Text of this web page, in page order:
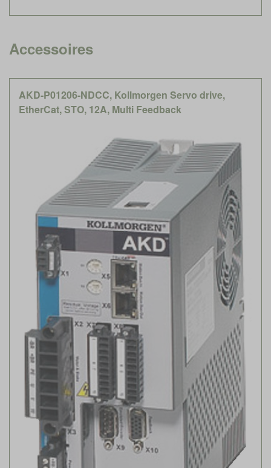
Accessoires
AKD-P01206-NDCC, Kollmorgen Servo drive,
EtherCat, STO, 12A, Multi Feedback